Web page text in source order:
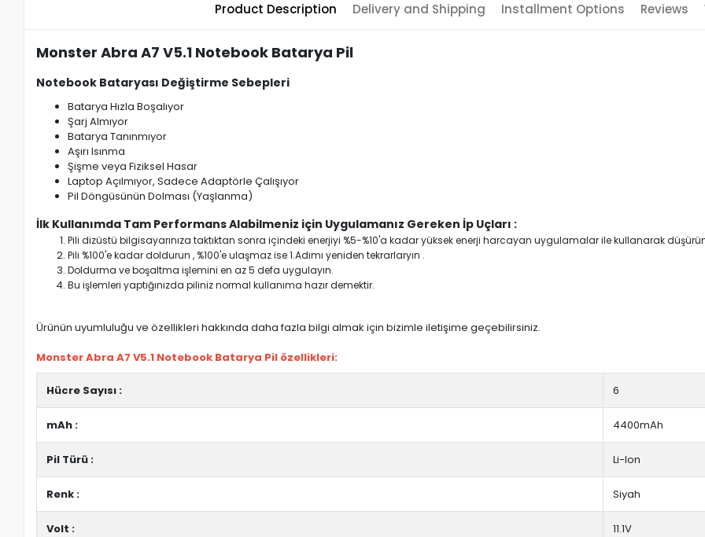
Product Description Delivery and Shipping Installment Options Reviews
Monster Abra A7 V5.1 Notebook Batarya Pil
Notebook Bataryası Değiştirme Sebepleri
Batarya Hızla Boşalıyor
Şarj Almıyor
Batarya Tanınmıyor
Aşırı Isınma
Şişme veya Fiziksel Hasar
Laptop Açılmıyor, Sadece Adaptörle Çalışıyor
Pil Döngüsünün Dolması (Yaşlanma)
İlk Kullanımda Tam Performans Alabilmeniz için Uygulamanız Gereken İp Uçları :
Pili dizüstü bilgisayarınıza taktıktan sonra içindeki enerjiyi %5-%10'a kadar yüksek enerji harcayan uygulamalar ile kullanarak
Pili %100'e kadar doldurun , %100'e ulaşmaz ise 1.Adımı yeniden tekrarlaryın .
Doldurma ve boşaltma işlemini en az 5 defa uygulayın.
Bu işlemleri yaptığınızda piliniz normal kullanıma hazır demektir.
Ürünün uyumluluğu ve özellikleri hakkında daha fazla bilgi almak için bizimle iletişime geçebilirsiniz.
Monster Abra A7 V5.1 Notebook Batarya Pil özellikleri:
Hücre Sayısı : 6
mAh : 4400mAh
Pil Türü : Li-Ion
Renk : Siyah
Volt : 11.1V